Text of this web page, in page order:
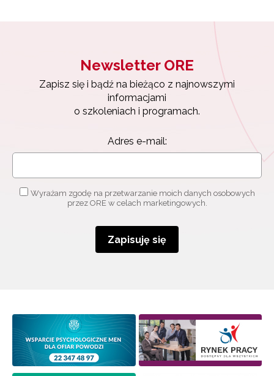
Newsletter ORE
Zapisz się i bądź na bieżąco z najnowszymi
informacjami
o szkoleniach i programach.
Adres e-mail:
Wyrażam zgodę na przetwarzanie moich danych osobowych
przez ORE w celach marketingowych.
Zapisuję się